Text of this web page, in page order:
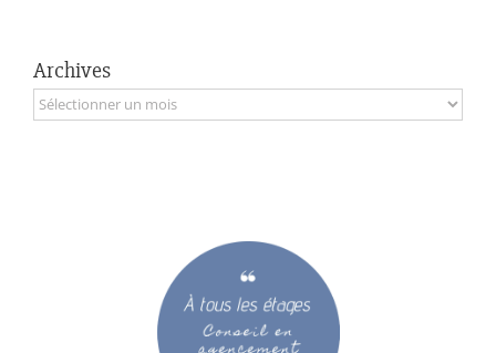
Archives
Archives